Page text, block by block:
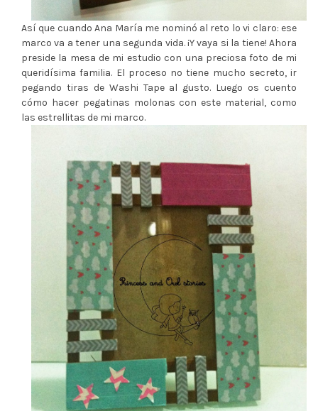
Así que cuando Ana María me nominó al reto lo vi claro: ese
marco va a tener una segunda vida. ¡Y vaya si la tiene! Ahora
preside la mesa de mi estudio con una preciosa foto de mi
queridísima familia. El proceso no tiene mucho secreto, ir
pegando tiras de Washi Tape al gusto. Luego os cuento
cómo hacer pegatinas molonas con este material, como
las estrellitas de mi marco.